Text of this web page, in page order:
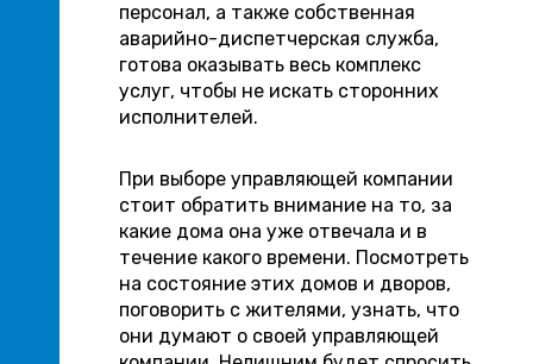
персонал, а также собственная
аварийно-диспетчерская служба,
готова оказывать весь комплекс
услуг, чтобы не искать сторонних
исполнителей.
При выборе управляющей компании
стоит обратить внимание на то, за
какие дома она уже отвечала и в
течение какого времени. Посмотреть
на состояние этих домов и дворов,
поговорить с жителями, узнать, что
они думают о своей управляющей